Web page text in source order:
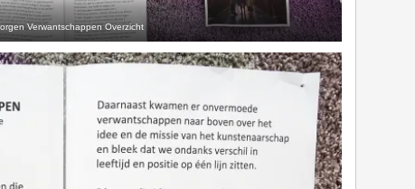
Verwantschappen Overzicht